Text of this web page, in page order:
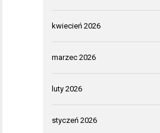
kwiecień 2026
marzec 2026
luty 2026
styczeń 2026